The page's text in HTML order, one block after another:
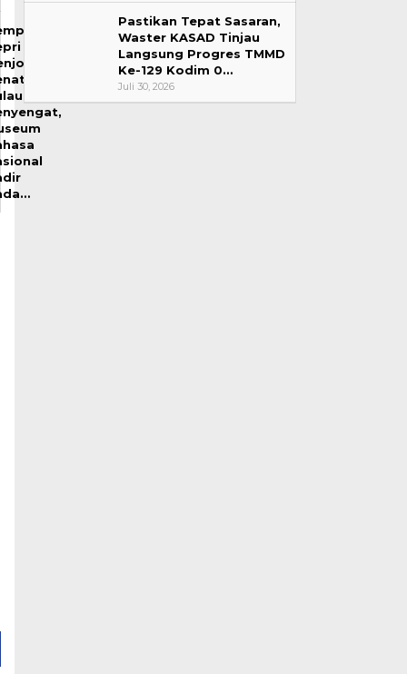
Pastikan Tepat Sasaran,
Waster KASAD Tinjau
Langsung Progres TMMD
Ke-129 Kodim 0…
Juli 30, 2026